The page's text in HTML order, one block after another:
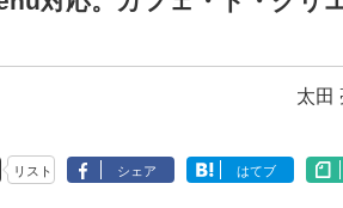
太田
リスト シェア はてブ